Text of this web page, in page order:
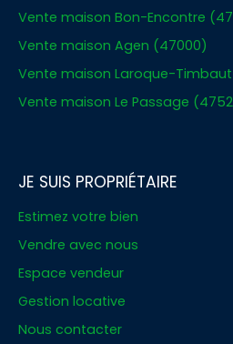
Vente maison Bon-Encontre
Vente maison Agen (47000)
Vente maison Laroque-
Vente maison Le Passage
JE SUIS PROPRIÉTAIRE
Estimez votre bien
Vendre avec nous
Espace vendeur
Gestion locative
Nous contacter